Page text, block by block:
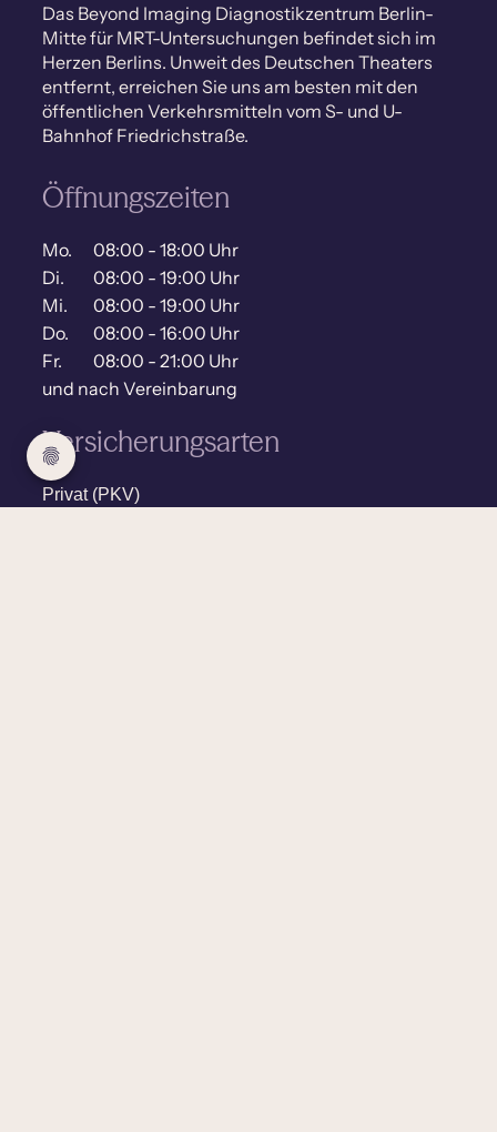
Das Beyond Imaging Diagnostikzentrum Berlin-
Mitte für MRT-Untersuchungen befindet sich im
Herzen Berlins. Unweit des Deutschen Theaters
entfernt, erreichen Sie uns am besten mit den
öffentlichen Verkehrsmitteln vom S- und U-
Bahnhof Friedrichstraße.
Öffnungszeiten
Mo.
08:00 - 18:00 Uhr
Di.
08:00 - 19:00 Uhr
Mi.
08:00 - 19:00 Uhr
Do.
08:00 - 16:00 Uhr
Fr.
08:00 - 21:00 Uhr
und nach Vereinbarung
Versicherungsarten
Privat (PKV)